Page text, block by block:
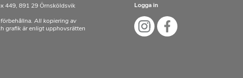
449, 891 29 Örnsköldsvik
All kopiering av
grafik är enligt upphovsrätten
Logga in